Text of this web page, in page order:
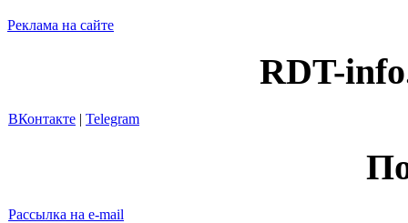
Реклама на сайте
RDT-
ВКонтакте | Telegram
Рассылка на e-mail